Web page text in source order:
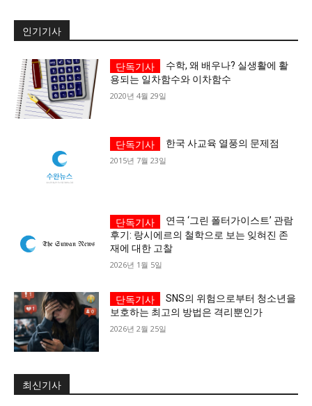
인기기사
수학, 왜 배우나? 실생활에 활
용되는 일차함수와 이차함수
2020년 4월 29일
한국 사교육 열풍의 문제점
2015년 7월 23일
연극 ‘그린 폴터가이스트’ 관람
후기: 랑시에르의 철학으로 보는 잊혀진 존
재에 대한 고찰
2026년 1월 5일
SNS의 위험으로부터 청소년을
보호하는 최고의 방법은 격리뿐인가
2026년 2월 25일
최신기사